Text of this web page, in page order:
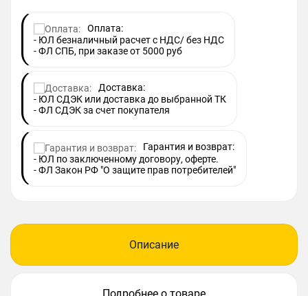
Оплата:
- ЮЛ безналичный расчет с НДС/ без НДС
- ФЛ СПБ, при заказе от 5000 руб
Доставка:
- ЮЛ СДЭК или доставка до выбранной ТК
- ФЛ СДЭК за счет покупателя
Гарантия и возврат:
- ЮЛ по заключенному договору, оферте.
- ФЛ Закон РФ "О защите прав потребителей"
Описание